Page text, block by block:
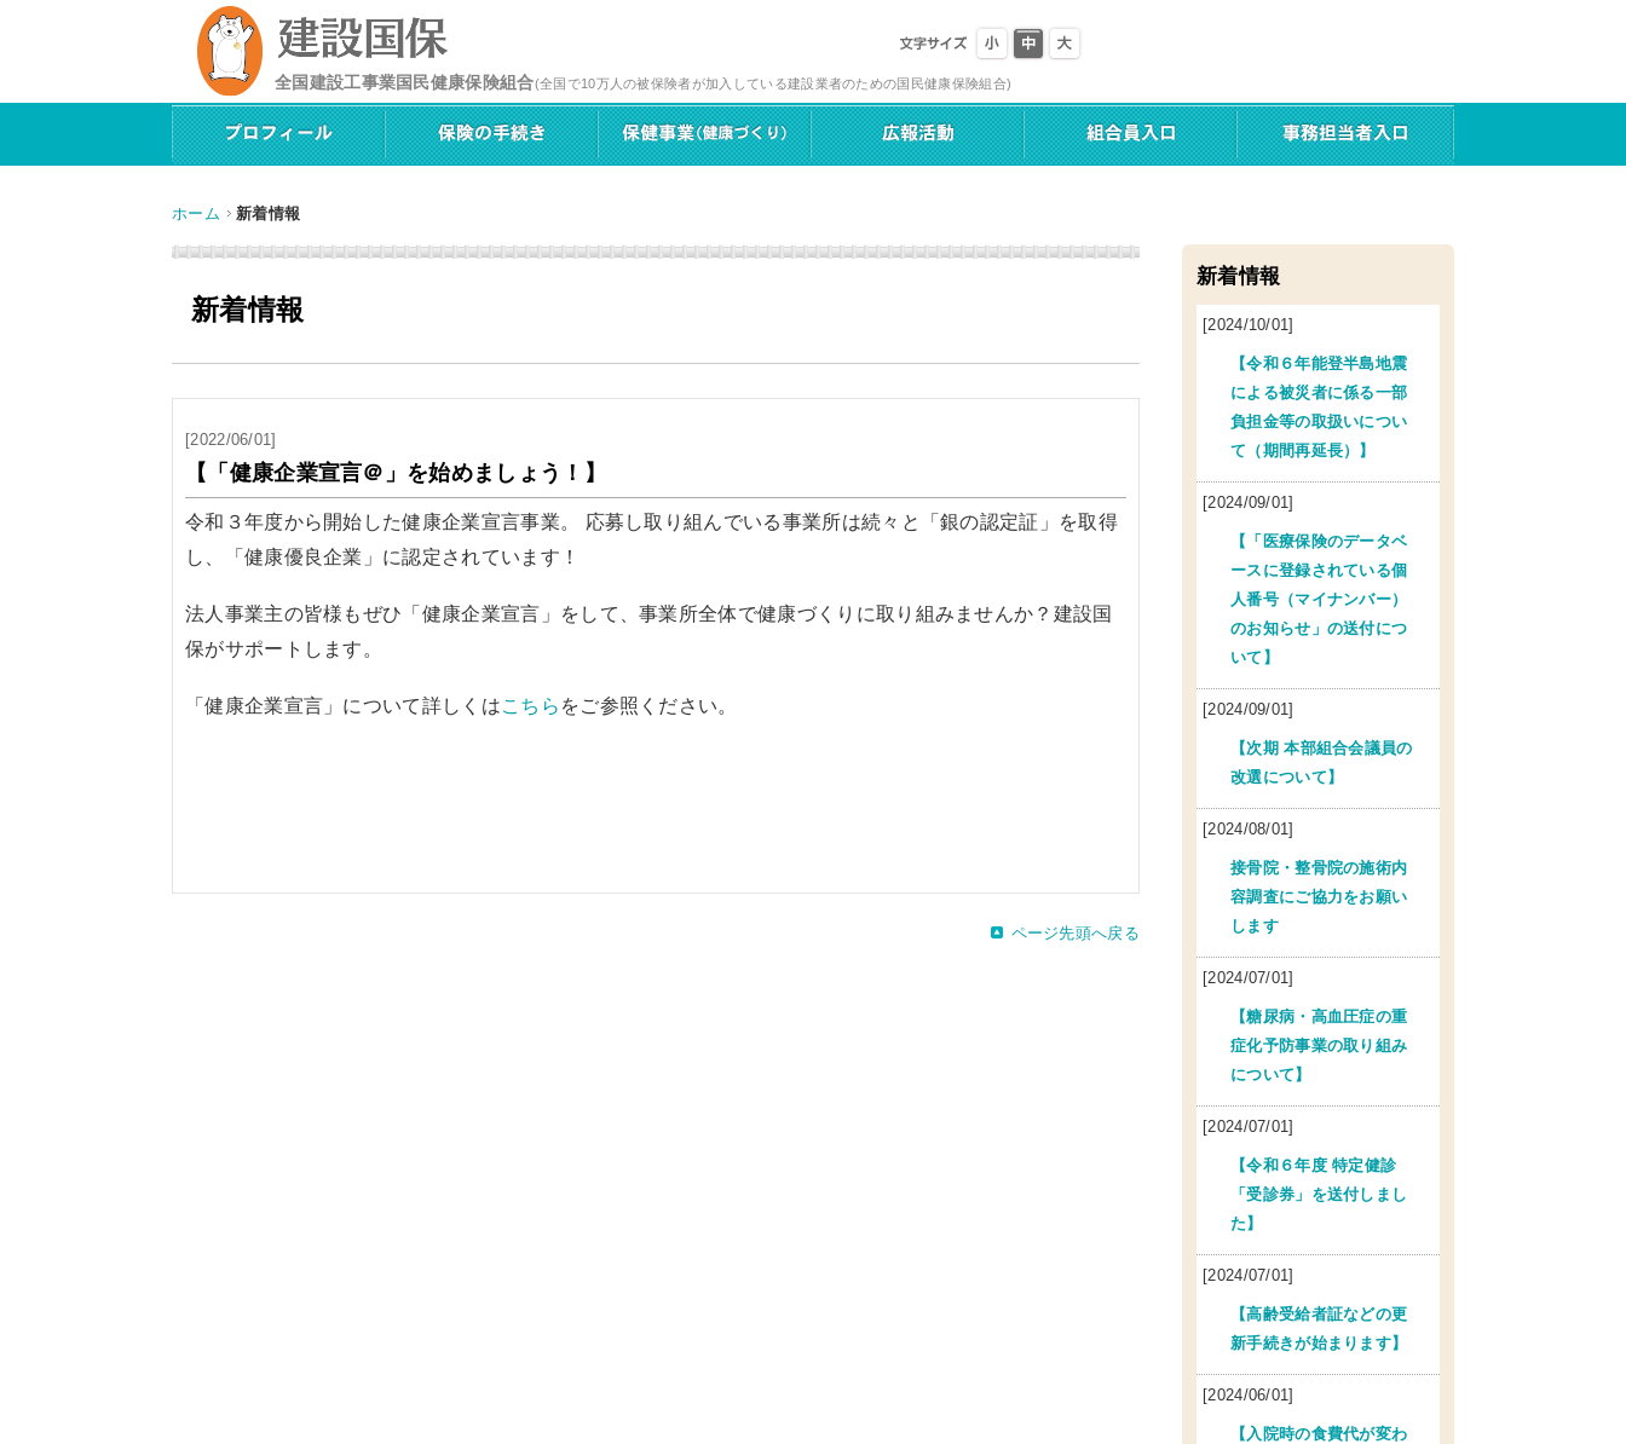
全国建設工事業国民健康保険組合(全国で10万人の被保険者が加入している建設業者のための国民健康保険組合)
ホーム 新着情報
新着情報
[2022/06/01]
【「健康企業宣言＠」を始めましょう！】
令和３年度から開始した健康企業宣言事業。 応募し取り組んでいる事業所は続々と「銀の認定証」を取得
し、「健康優良企業」に認定されています！
法人事業主の皆様もぜひ「健康企業宣言」をして、事業所全体で健康づくりに取り組みませんか？建設国
保がサポートします。
「健康企業宣言」について詳しくはこちら をご参照ください。
ページ先頭へ戻る
新着情報
[2024/10/01]
【令和６年能登半島地震
による被災者に係る一部
負担金等の取扱いについ
て（期間再延長）】
[2024/09/01]
【「医療保険のデータベ
ースに登録されている個
人番号（マイナンバー）
のお知らせ」の送付につ
いて】
[2024/09/01]
【次期 本部組合会議員の
改選について】
[2024/08/01]
接骨院・整骨院の施術内
容調査にご協力をお願い
します
[2024/07/01]
【糖尿病・高血圧症の重
症化予防事業の取り組み
について】
[2024/07/01]
【令和６年度 特定健診
「受診券」を送付しまし
た】
[2024/07/01]
【高齢受給者証などの更
新手続きが始まります】
[2024/06/01]
【入院時の食費代が変わ